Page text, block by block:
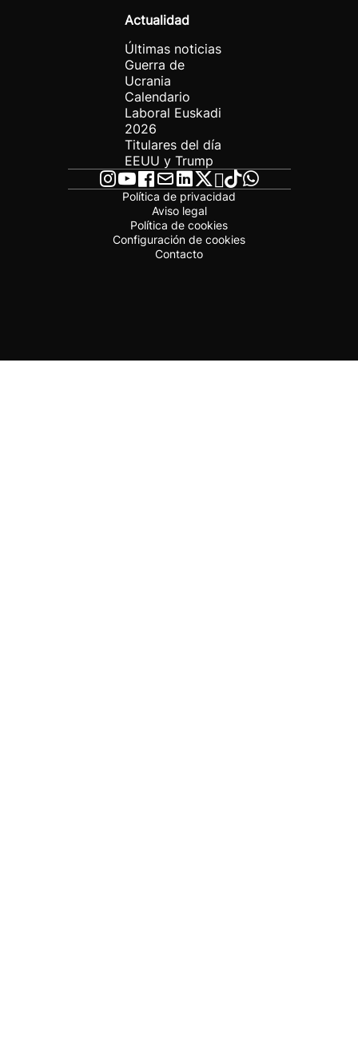
Actualidad
Últimas noticias
Guerra de
Ucrania
Calendario
Laboral Euskadi
2026
Titulares del día
EEUU y Trump
Política de privacidad
Aviso legal
Política de cookies
Configuración de cookies
Contacto